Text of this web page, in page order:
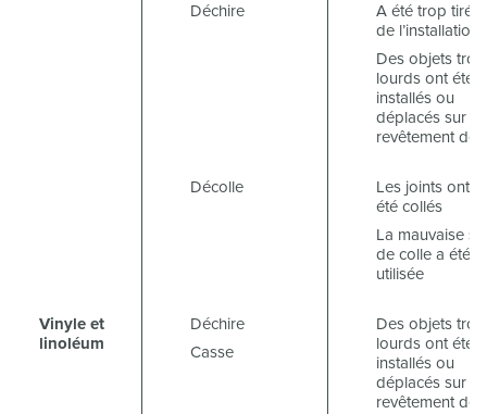
Déchire
A été trop tiré
de l’installation
Des objets trop
lourds ont été
installés ou
déplacés sur le
revêtement de
Décolle
Les joints ont
été collés
La mauvaise
de colle a été
utilisée
Vinyle et
linoléum
Déchire
Casse
Des objets trop
lourds ont été
installés ou
déplacés sur le
revêtement de